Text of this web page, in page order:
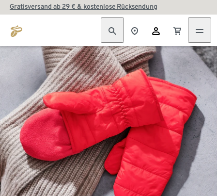
Gratisversand ab 29 € & kostenlose Rücksendung